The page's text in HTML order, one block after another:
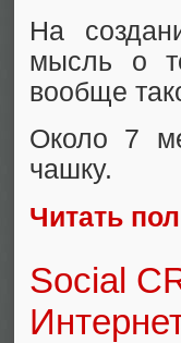
На
мысль о
вообще
Около 7
чашку.
Читать
Social